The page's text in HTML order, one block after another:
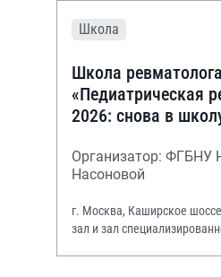
Школа
Школа ревматолога
«Педиатрическая
2026: снова в
Организатор: ФГБНУ
Насоновой
г. Москва, Каширское
зал и зал